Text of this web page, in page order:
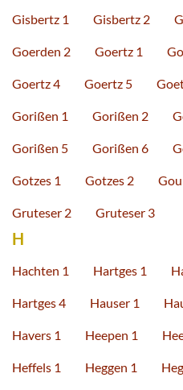
Gisbertz 1 Gisbertz 2
Goerden 2 Goertz 1
Goertz 4 Goertz 5
Gorißen 1 Gorißen 2
Gorißen 5 Gorißen 6
Gotzes 1 Gotzes 2
Gruteser 2 Gruteser 3
H
Hachten 1 Hartges 1
Hartges 4 Hauser 1
Havers 1 Heepen 1
Heffels 1 Heggen 1